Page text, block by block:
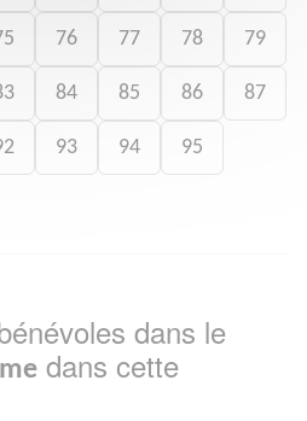
76 77 78 79
84 85 86 87
93 94 95
dans le
dans cette